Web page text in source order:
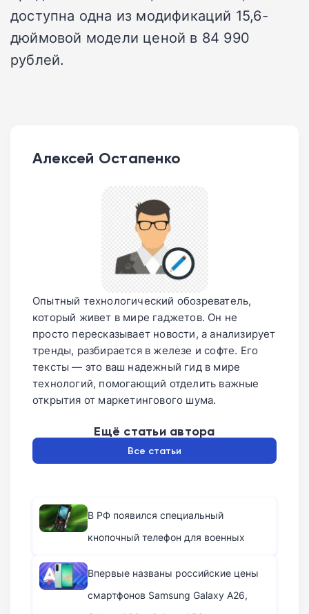
доступна одна из модификаций 15,6-
дюймовой модели ценой в 84 990
рублей.
Алексей Остапенко
Опытный технологический обозреватель,
который живет в мире гаджетов. Он не
просто пересказывает новости, а анализирует
тренды, разбирается в железе и софте. Его
тексты — это ваш надежный гид в мире
технологий, помогающий отделить важные
открытия от маркетингового шума.
Ещё статьи автора
Все статьи
В РФ появился специальный
кнопочный телефон для военных
Впервые названы российские цены
смартфонов Samsung Galaxy A26,